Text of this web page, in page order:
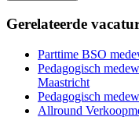
Gerelateerde
Parttime BSO
Pedagogisch
Maastricht
Pedagogisch
Allround